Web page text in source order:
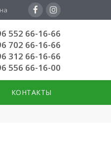
552 66-16-66
702 66-16-66
312 66-16-66
556 66-16-00
КОНТАКТЫ